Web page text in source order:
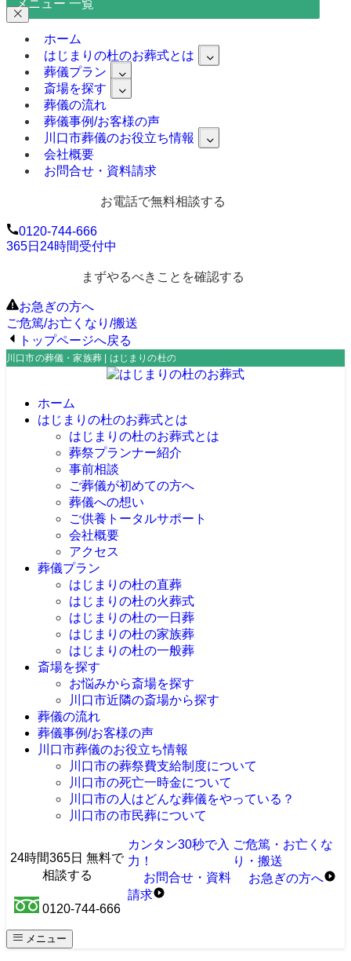
メニュー 一覧
ホーム
はじまりの杜のお葬式とは
葬儀プラン
斎場を探す
葬儀の流れ
葬儀事例/お客様の声
川口市葬儀のお役立ち情報
会社概要
お問合せ・資料請求
お電話で無料相談する
0120-744-666
365日24時間受付中
まずやるべきことを確認する
お急ぎの方へ
ご危篤/お亡くなり/搬送
トップページへ戻る
川口市の葬儀・家族葬 | はじまりの杜のお葬式
ホーム
はじまりの杜のお葬式とは
はじまりの杜のお葬式とは
葬祭プランナー紹介
事前相談
ご葬儀が初めての方へ
葬儀への想い
ご供養トータルサポート
会社概要
アクセス
葬儀プラン
はじまりの杜の直葬
はじまりの杜の火葬式
はじまりの杜の一日葬
はじまりの杜の家族葬
はじまりの杜の一般葬
斎場を探す
お悩みから斎場を探す
川口市近隣の斎場から探す
葬儀の流れ
葬儀事例/お客様の声
川口市葬儀のお役立ち情報
川口市の葬祭費支給制度について
川口市の死亡一時金について
川口市の人はどんな葬儀をやっている？
川口市の市民葬について
24時間365日 無料で
相談する
0120-744-666
カンタン30秒で入
力！
お問合せ・資料
請求
ご危篤・お亡くな
り・搬送
お急ぎの方へ
メニュー